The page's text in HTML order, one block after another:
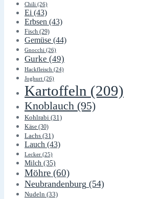
Chili (26)
Ei (43)
Erbsen (43)
Fisch (29)
Gemüse (44)
Gnocchi (26)
Gurke (49)
Hackfleisch (24)
Joghurt (26)
Kartoffeln (209)
Knoblauch (95)
Kohlrabi (31)
Käse (30)
Lachs (31)
Lauch (43)
Lecker (25)
Milch (35)
Möhre (60)
Neubrandenburg (54)
Nudeln (33)